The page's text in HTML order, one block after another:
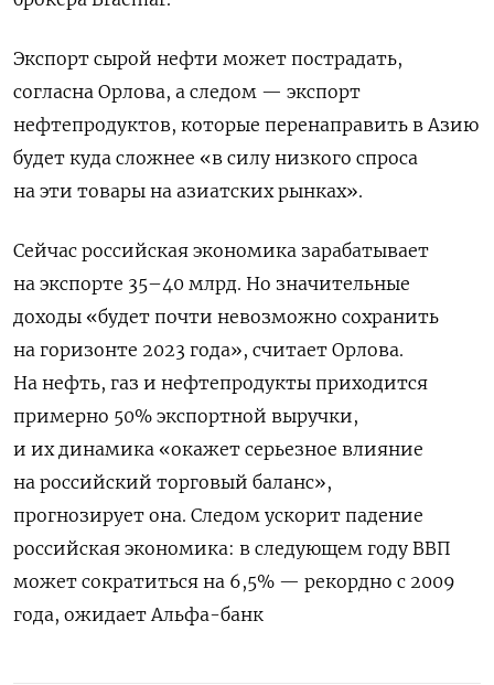
Экспорт сырой нефти может пострадать,
согласна Орлова, а следом — экспорт
нефтепродуктов, которые перенаправить в Азию
будет куда сложнее «в силу низкого спроса
на эти товары на азиатских рынках».
Сейчас российская экономика зарабатывает
на экспорте 35–40 млрд. Но значительные
доходы «будет почти невозможно сохранить
на горизонте 2023 года», считает Орлова.
На нефть, газ и нефтепродукты приходится
примерно 50% экспортной выручки,
и их динамика «окажет серьезное влияние
на российский торговый баланс»,
прогнозирует она. Следом ускорит падение
российская экономика: в следующем году ВВП
может сократиться на 6,5% — рекордно с 2009
года, ожидает Альфа-банк